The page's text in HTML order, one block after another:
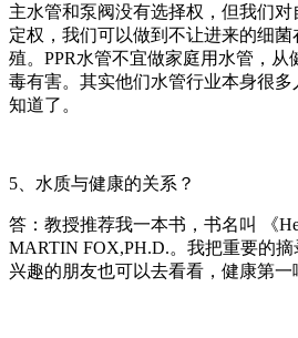
主水管和泵阀没有选择权，但我们
定权，我们可以做到不让进来的细
殖。PPR水管不宜做家庭用水管，从
毒有害。其实他们水管行业本身很
知道了。
5、水质与健康的关系？
答：教授推荐我一本书，书名叫 《
MARTIN FOX,PH.D.。我把重要的
兴趣的朋友也可以去看看，健康第一